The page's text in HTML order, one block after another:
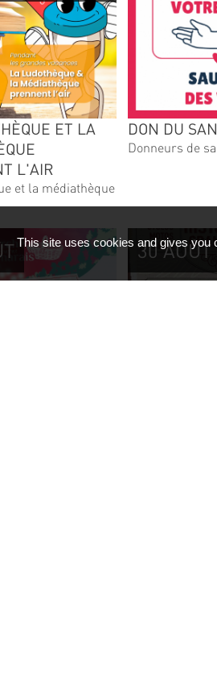
ET LA
L'AIR
et la médiathèque
DON DU
Donneurs de
30 AOÛT
This site uses cookies and gives you